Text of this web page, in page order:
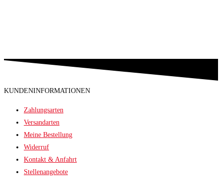
KUNDENINFORMATIONEN
Zahlungsarten
Versandarten
Meine Bestellung
Widerruf
Kontakt & Anfahrt
Stellenangebote